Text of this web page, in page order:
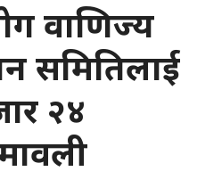
वाणिज्य
समितिलाई
२४